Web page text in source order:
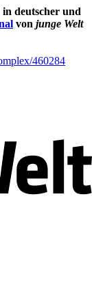
deutscher und
von junge Welt
460284